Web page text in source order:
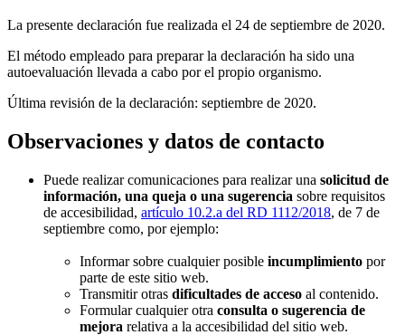
La presente declaración fue realizada el 24 de septiembre de 2020.
El método empleado para preparar la declaración ha sido una
autoevaluación llevada a cabo por el propio organismo.
Última revisión de la declaración: septiembre de 2020.
Observaciones y datos de contacto
Puede realizar comunicaciones para realizar una solicitud de
información, una queja o una sugerencia sobre requisitos
de accesibilidad, artículo 10.2.a del RD 1112/2018, de 7 de
septiembre como, por ejemplo:
Informar sobre cualquier posible incumplimiento por
parte de este sitio web.
Transmitir otras dificultades de acceso al contenido.
Formular cualquier otra consulta o sugerencia de
mejora relativa a la accesibilidad del sitio web.